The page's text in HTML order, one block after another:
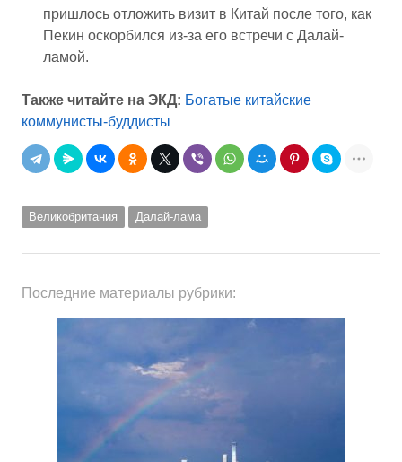
пришлось отложить визит в Китай после того, как
Пекин оскорбился из-за его встречи с Далай-
ламой.
Также читайте на ЭКД: Богатые китайские
коммунисты-буддисты
Великобритания Далай-лама
Последние материалы рубрики: